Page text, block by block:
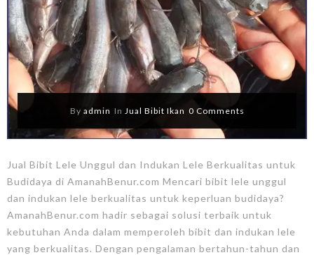
By admin In Jual Bibit Ikan 0 Comments
Jual Bibit Lele Unggul dan Indukan Lele Berkualitas untuk
Budidaya di AmanahBenur.com Mencari bibit lele unggul
dan indukan lele berkualitas untuk keperluan budidaya?
AmanahBenur.com hadir sebagai solusi terbaik untuk
kebutuhan Anda dalam memperoleh bibit dan indukan lele
yang berkualitas. Dengan pengalaman bertahun-tahun dan